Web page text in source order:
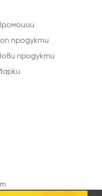
Промоции
Топ продукти
продукти